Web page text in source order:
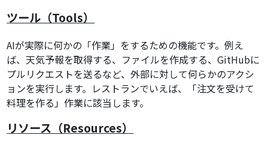
ツール（Tools）
AIが実際に何かの「作業」をするための機能です。例え
ば、天気予報を取得する、ファイルを作成する、GitHubに
プルリクエストを送るなど、外部に対して何らかのアクシ
ョンを実行します。レストランでいえば、「注文を受けて
料理を作る」作業に該当します。
リソース（Resources）